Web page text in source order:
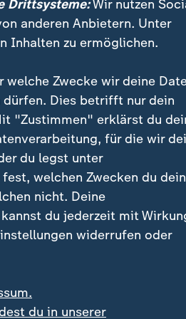
hält die EU-Kommission das
symptomfreie Kontaktperson ist
maschinell das
dieser akuten
so, dass
Drittsysteme:Wir nutzen
anderen Anbietern. Unter
Inhalten zu ermöglichen.
welche Zwecke wir deine
Dies betrifft nur dein
"Zustimmen" erklärst du
für die wir
du legst unter
welchen Zwecken du
nicht. Deine
du jederzeit mit
widerrufen oder
du in unserer